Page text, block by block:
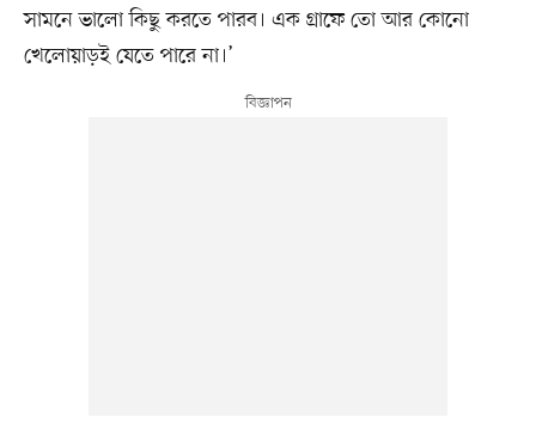
সামনে ভালো কিছু করতে পারব। এক গ্রাফে তো আর কোনো
খেলোয়াড়ই যেতে পারে না।’